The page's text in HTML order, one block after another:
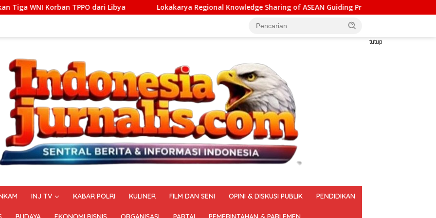
dari Libya Lokakarya Regional Knowledge Sharing of ASEAN Guiding Principles for Effective Social Forestry Legal
tutup
INJ TV KABAR POLRI KULINER FILM DAN SENI OPINI & DISKUSI PUBLIK PENDIDIKAN